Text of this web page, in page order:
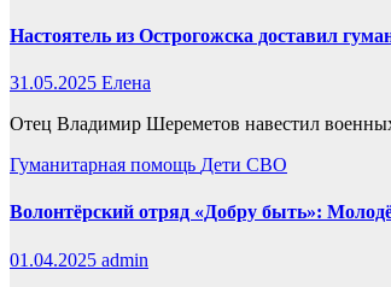
Настоятель из Острогожска доставил
31.05.2025 Елена
Отец Владимир Шереметов навестил
Гуманитарная помощь Дети СВО
Волонтёрский отряд «Добру быть»:
01.04.2025 admin